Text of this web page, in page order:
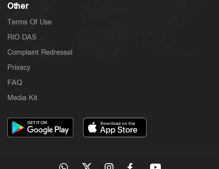
Latest
കടലില്‍ കാണാതായവര്‍ക്കായി തിരച്ചില്‍ ഊര്‍ജിതം;
സ്‌കൂബ അംഗങ്ങളുടെ എണ്ണം കൂട്ടും
4 hours ago
Other
Terms Of Use
RIO DAS
Complaint Redressal
Privacy
FAQ
Media Kit